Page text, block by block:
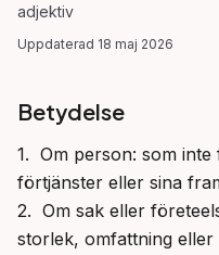
adjektiv
Uppdaterad 18 maj 2026
Betydelse
1.  Om person: som
förtjänster eller sina
2.  Om sak eller
storlek, omfattning